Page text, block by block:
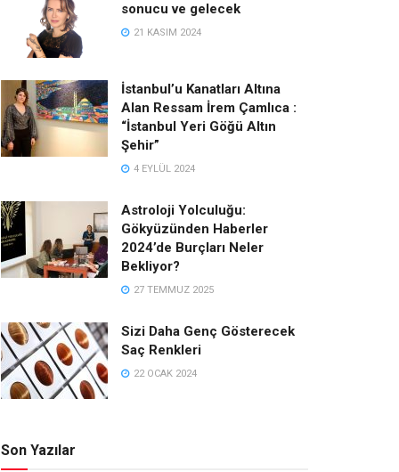
sonucu ve gelecek
21 KASIM 2024
İstanbul’u Kanatları Altına
Alan Ressam İrem Çamlıca :
“İstanbul Yeri Göğü Altın
Şehir”
4 EYLÜL 2024
Astroloji Yolculuğu:
Gökyüzünden Haberler
2024’de Burçları Neler
Bekliyor?
27 TEMMUZ 2025
Sizi Daha Genç Gösterecek
Saç Renkleri
22 OCAK 2024
Son Yazılar